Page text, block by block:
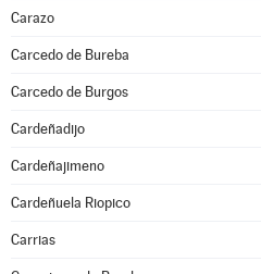
Carazo
Carcedo de Bureba
Carcedo de Burgos
Cardeñadijo
Cardeñajimeno
Cardeñuela Riopico
Carrias